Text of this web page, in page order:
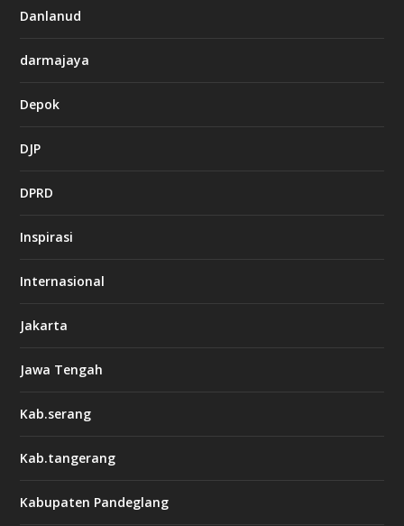
Danlanud
darmajaya
Depok
DJP
DPRD
Inspirasi
Internasional
Jakarta
Jawa Tengah
Kab.serang
Kab.tangerang
Kabupaten Pandeglang